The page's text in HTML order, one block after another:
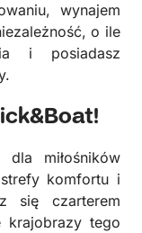
wynajem
o ile
i posiadasz
dla miłośników
komfortu i
się czarterem
tego